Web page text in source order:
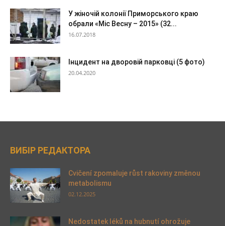
У жіночій колонії Приморського краю
обрали «Міс Весну – 2015» (32...
16.07.2018
Інцидент на дворовій парковці (5 фото)
20.04.2020
ВИБІР РЕДАКТОРА
Cvičení zpomaluje růst rakoviny změnou
metabolismu
02.12.2025
Nedostatek léků na hubnutí ohrožuje